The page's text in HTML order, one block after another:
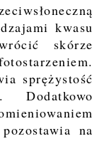
kwasu
skórze
sprężystość
Dodatkowo
na